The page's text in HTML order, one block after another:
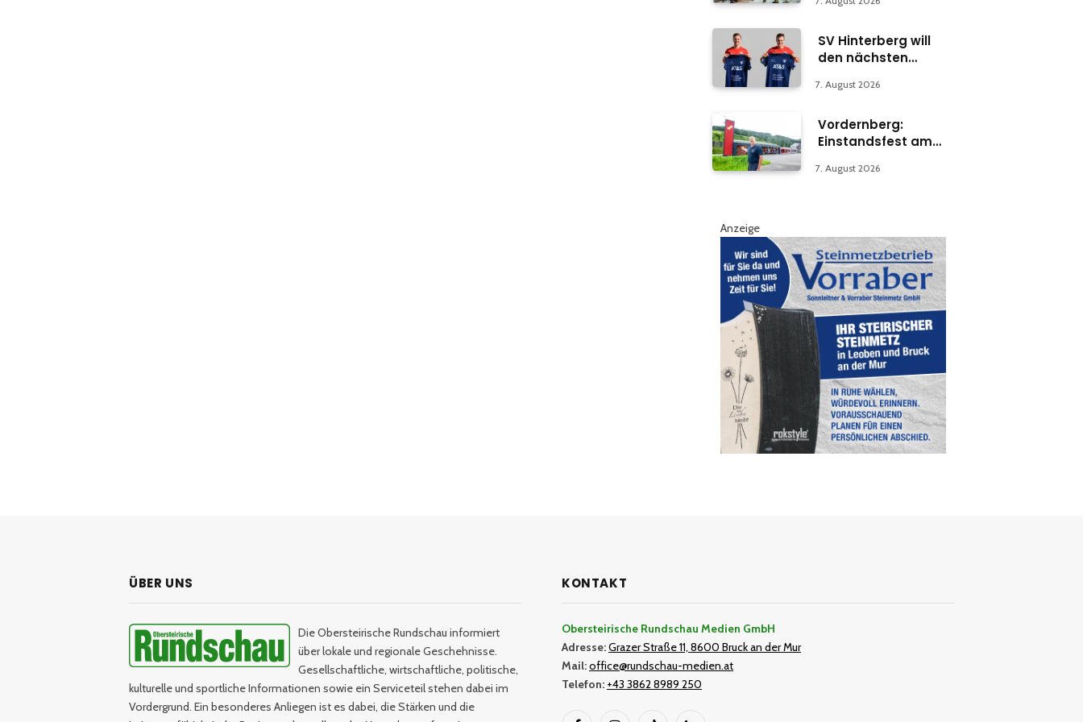
Abteilung in Bruck
SV Hinterberg will
den nächsten
7. August 2026
Vordernberg:
Einstandsfest am
7. August 2026
Anzeige
ÜBER UNS
Die Obersteirische Rundschau informiert
über lokale und regionale Geschehnisse.
Gesellschaftliche, wirtschaftliche, politische,
kulturelle und sportliche Informationen sowie ein Serviceteil stehen dabei im
Vordergrund. Ein besonderes Anliegen ist es dabei, die Stärken und die
KONTAKT
Obersteirische Rundschau Medien GmbH
Adresse:Grazer Straße 11, 8600 Bruck an der Mur
Mail:office@rundschau-medien.at
Telefon: +43 3862 8989 250